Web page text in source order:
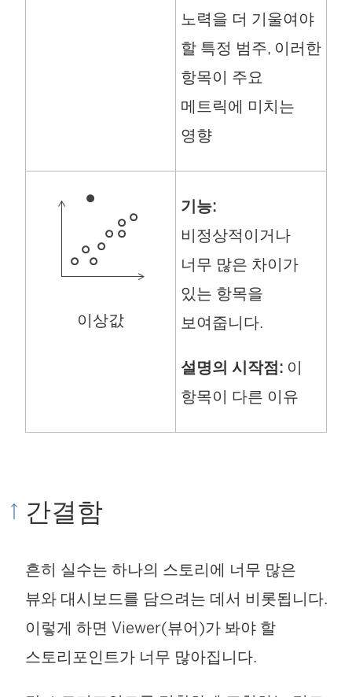
노력을 더 기울여야
할 특정 범주, 이러한
항목이 주요
메트릭에 미치는
영향
이상값
기능:
비정상적이거나
너무 많은 차이가
있는 항목을
보여줍니다.
설명의 시작점: 이
항목이 다른 이유
간결함
흔히 실수는 하나의 스토리에 너무 많은
뷰와 대시보드를 담으려는 데서 비롯됩니다.
이렇게 하면 Viewer(뷰어)가 봐야 할
스토리포인트가 너무 많아집니다.